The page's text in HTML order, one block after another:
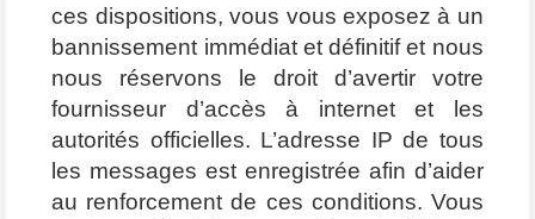
ces dispositions, vous vous exposez à un
bannissement immédiat et définitif et nous
nous réservons le droit d’avertir votre
fournisseur d’accès à internet et les
autorités officielles. L’adresse IP de tous
les messages est enregistrée afin d’aider
au renforcement de ces conditions. Vous